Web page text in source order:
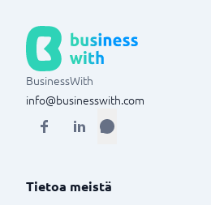
BusinessWith
info@businesswith.com
Tietoa meistä